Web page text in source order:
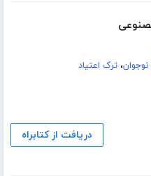
،ترک اعتیاد
دریافت از کتابراه